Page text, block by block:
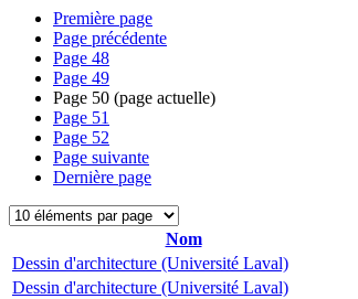
Première page
Page précédente
Page 48
Page 49
Page 50 (page actuelle)
Page 51
Page 52
Page suivante
Dernière page
Nom
Dessin d'architecture (Université Laval)
Dessin d'architecture (Université Laval)